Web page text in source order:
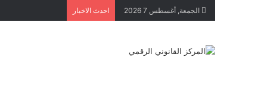
الجمعة, أغسطس 7 2026 احدث الاخبار